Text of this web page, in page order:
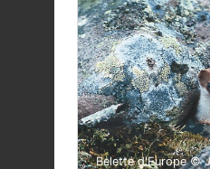
Belette d'Europe ©
Previous